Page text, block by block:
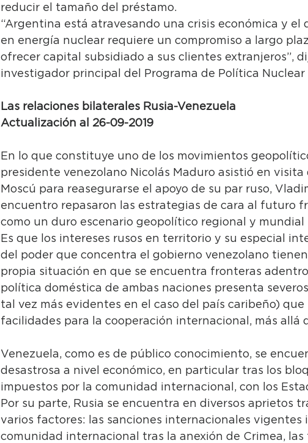
reducir el tamaño del préstamo.
“Argentina está atravesando una crisis económica y el
en energía nuclear requiere un compromiso a largo
ofrecer capital subsidiado a sus clientes extranjeros”,
investigador principal del Programa de Política Nuclear
Las relaciones bilaterales Rusia-Venezuela
Actualización al 26-09-2019
En lo que constituye uno de los movimientos
presidente venezolano Nicolás Maduro asistió en visita
Moscú para reasegurarse el apoyo de su par ruso,
encuentro repasaron las estrategias de cara al futuro
como un duro escenario geopolítico regional y mundial
Es que los intereses rusos en territorio y su especial
del poder que concentra el gobierno venezolano
propia situación en que se encuentra fronteras
política doméstica de ambas naciones presenta
tal vez más evidentes en el caso del país caribeño)
facilidades para la cooperación internacional, más allá
Venezuela, como es de público conocimiento, se
desastrosa a nivel económico, en particular tras los
impuestos por la comunidad internacional, con los
Por su parte, Rusia se encuentra en diversos aprietos
varios factores: las sanciones internacionales vigentes
comunidad internacional tras la anexión de Crimea, las